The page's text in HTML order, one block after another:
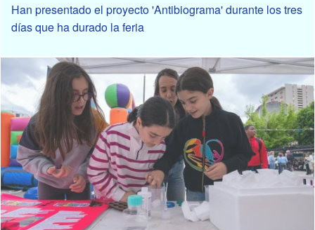
Han presentado el proyecto 'Antibiograma' durante los tres
días que ha durado la feria